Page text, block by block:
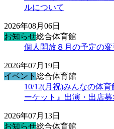
ルについて
2026年08月06日
お知らせ総合体育館
個人開放８月の予定の変
2026年07月19日
イベント 総合体育館
10/12(月祝)みんなの体
ーケット』出演・出店
2026年07月13日
お知らせ総合体育館